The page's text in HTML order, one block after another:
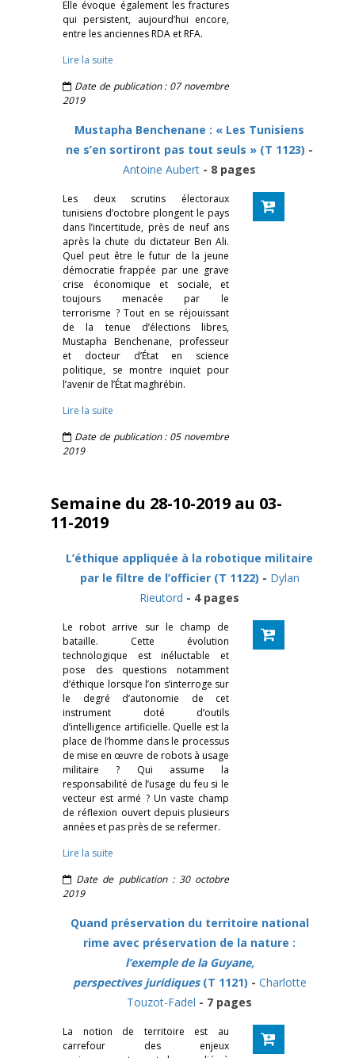
Elle évoque également les fractures
qui persistent, aujourd’hui encore,
entre les anciennes RDA et RFA.
Lire la suite
Date de publication : 07 novembre
2019
Mustapha Benchenane : « Les Tunisiens
ne s’en sortiront pas tout seuls » (T 1123) -
Antoine Aubert - 8 pages
Les deux scrutins électoraux
tunisiens d’octobre plongent le pays
dans l’incertitude, près de neuf ans
après la chute du dictateur Ben Ali.
Quel peut être le futur de la jeune
démocratie frappée par une grave
crise économique et sociale, et
toujours menacée par le
terrorisme ? Tout en se réjouissant
de la tenue d’élections libres,
Mustapha Benchenane, professeur
et docteur d’État en science
politique, se montre inquiet pour
l’avenir de l’État maghrébin.
Lire la suite
Date de publication : 05 novembre
2019
Semaine du 28-10-2019 au 03-
11-2019
L’éthique appliquée à la robotique militaire
par le filtre de l’officier (T 1122) - Dylan
Rieutord - 4 pages
Le robot arrive sur le champ de
bataille. Cette évolution
technologique est inéluctable et
pose des questions notamment
d’éthique lorsque l’on s’interroge sur
le degré d’autonomie de cet
instrument doté d’outils
d’intelligence artificielle. Quelle est la
place de l’homme dans le processus
de mise en œuvre de robots à usage
militaire ? Qui assume la
responsabilité de l’usage du feu si le
vecteur est armé ? Un vaste champ
de réflexion ouvert depuis plusieurs
années et pas près de se refermer.
Lire la suite
Date de publication : 30 octobre
2019
Quand préservation du territoire national
rime avec préservation de la nature :
l’exemple de la Guyane,
perspectives juridiques(T 1121) - Charlotte
Touzot-Fadel - 7 pages
La notion de territoire est au
carrefour des enjeux